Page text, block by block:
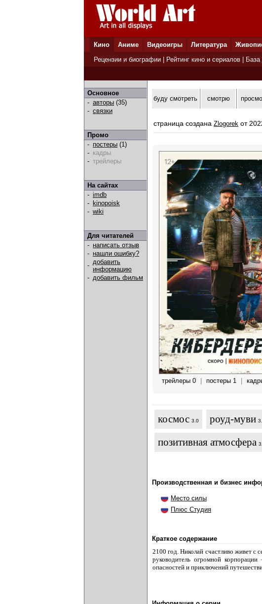
Кино Аниме Видеоигры Литература
Рецензии и биографии
Рейтинг кино и сериалов
Основное
- авторы (35)
- связки
Промо
- постеры (1)
- кадры
- трейлеры
На сайтах
- imdb
- kinopoisk
- wiki
Для читателей
- написать отзыв
- нашли ошибку?
- добавить
информацию
- добавить фильм
буду смотреть смотрю
страница создана Zlogorek от
трейлеры 0 постеры 1
космос 3.0 роуд-муви
позитивная атмосфера
Производственная и бизнес
Место силы
Плюс Студия
Краткое содержание
2100 год. Николай счастливо живет с
руководитель огромной
опасностей и приключений